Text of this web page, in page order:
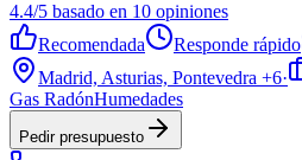
4.4/5 basado en 10 opiniones
Recomendada
Responde rápido
Madrid, Asturias, Pontevedra +6·
Gas RadónHumedades
Pedir presupuesto